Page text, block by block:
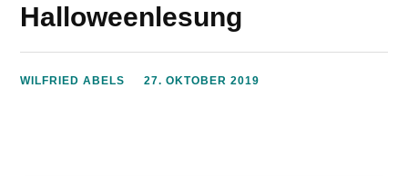
Halloweenlesung
WILFRIED ABELS 27. OKTOBER 2019